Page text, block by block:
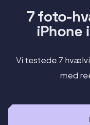
7 foto-
iPhone
Vi testede 7
med